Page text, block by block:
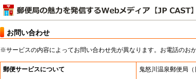
お問い合わせ
※サービスの内容によってお問い合わせ先が異なります。お電話のお
郵便サービスについて 鬼怒川温泉郵便局